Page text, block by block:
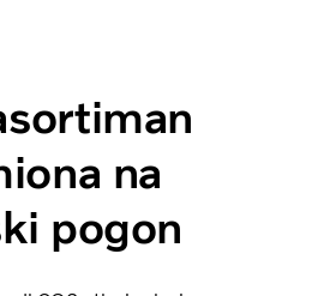
na
pogon